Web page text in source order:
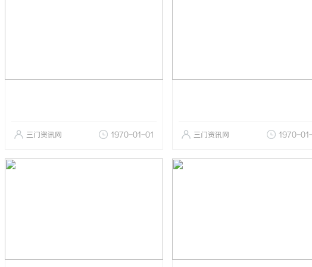
三门资讯网 1970-01-01 三门资讯网 1970-